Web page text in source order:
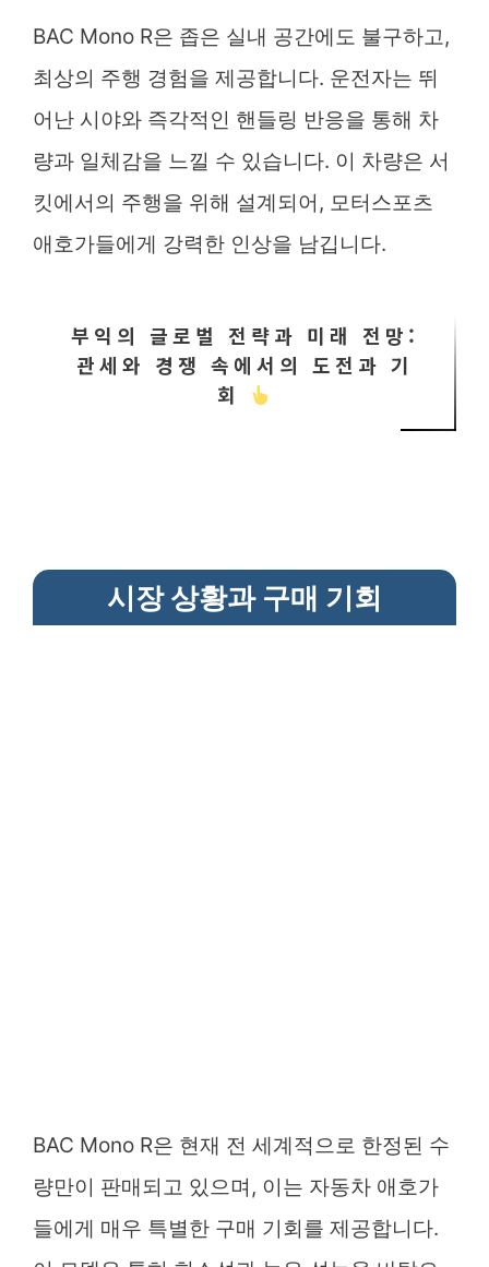
BAC Mono R은 좁은 실내 공간에도 불구하고,
최상의 주행 경험을 제공합니다. 운전자는 뛰
어난 시야와 즉각적인 핸들링 반응을 통해 차
량과 일체감을 느낄 수 있습니다. 이 차량은 서
킷에서의 주행을 위해 설계되어, 모터스포츠
애호가들에게 강력한 인상을 남깁니다.
부익의 글로벌 전략과 미래 전망:
관세와 경쟁 속에서의 도전과 기
회
시장 상황과 구매 기회
BAC Mono R은 현재 전 세계적으로 한정된 수
량만이 판매되고 있으며, 이는 자동차 애호가
들에게 매우 특별한 구매 기회를 제공합니다.